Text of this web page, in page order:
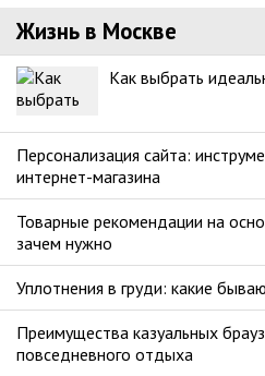
Жизнь в Москве
Как выбрать
Персонализация сайта:
интернет-магазина
Товарные рекомендации на
зачем нужно
Уплотнения в груди: какие
Преимущества казуальных
повседневного отдыха